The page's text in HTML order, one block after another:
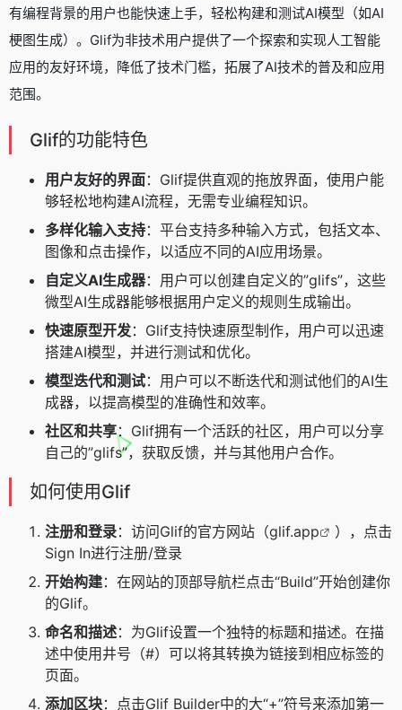
有编程背景的用户也能快速上手，轻松构建和测试AI模型（如AI
梗图生成）。Glif为非技术用户提供了一个探索和实现人工智能
应用的友好环境，降低了技术门槛，拓展了AI技术的普及和应用
范围。
Glif的功能特色
用户友好的界面：Glif提供直观的拖放界面，使用户能
够轻松地构建AI流程，无需专业编程知识。
多样化输入支持：平台支持多种输入方式，包括文本、
图像和点击操作，以适应不同的AI应用场景。
自定义AI生成器：用户可以创建自定义的”glifs”，这些
微型AI生成器能够根据用户定义的规则生成输出。
快速原型开发：Glif支持快速原型制作，用户可以迅速
搭建AI模型，并进行测试和优化。
模型迭代和测试：用户可以不断迭代和测试他们的AI生
成器，以提高模型的准确性和效率。
社区和共享：Glif拥有一个活跃的社区，用户可以分享
自己的”glifs”，获取反馈，并与其他用户合作。
如何使用Glif
注册和登录：访问Glif的官方网站（glif.app
），点击
Sign In进行注册/登录
开始构建：在网站的顶部导航栏点击“Build”开始创建你
的Glif。
命名和描述：为Glif设置一个独特的标题和描述。在描
述中使用井号（#）可以将其转换为链接到相应标签的
页面。
添加区块：点击Glif Builder中的大“+”符号来添加第一